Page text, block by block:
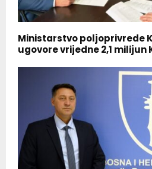
Ministarstvo poljoprivrede
ugovore vrijedne 2,1 milijun